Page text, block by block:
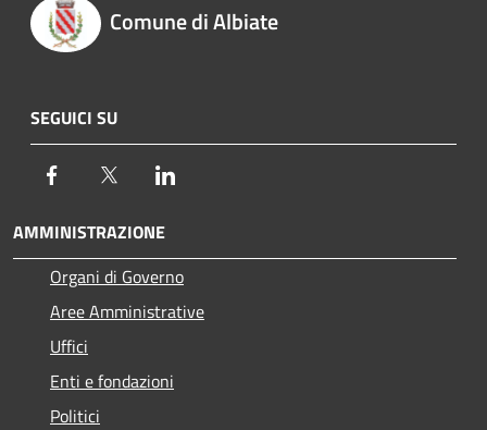
Comune di Albiate
SEGUICI SU
Facebook Twitter
AMMINISTRAZIONE
Organi di Governo
Aree Amministrative
Uffici
Enti e fondazioni
Politici